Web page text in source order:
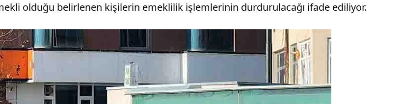
olduğu belirlenen kişilerin emeklilik işlemlerinin durdurulacağı ifade ediliyor.